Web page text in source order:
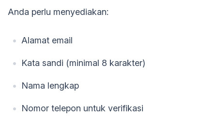
Anda perlu menyediakan:
Alamat email
Kata sandi (minimal 8 karakter)
Nama lengkap
Nomor telepon untuk verifikasi